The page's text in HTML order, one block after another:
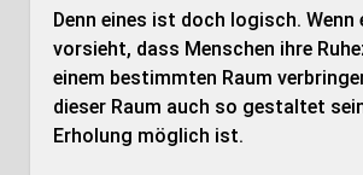
Denn eines ist doch logisch. Wenn
vorsieht, dass Menschen ihre
einem bestimmten Raum
dieser Raum auch so gestaltet
Erholung möglich ist.